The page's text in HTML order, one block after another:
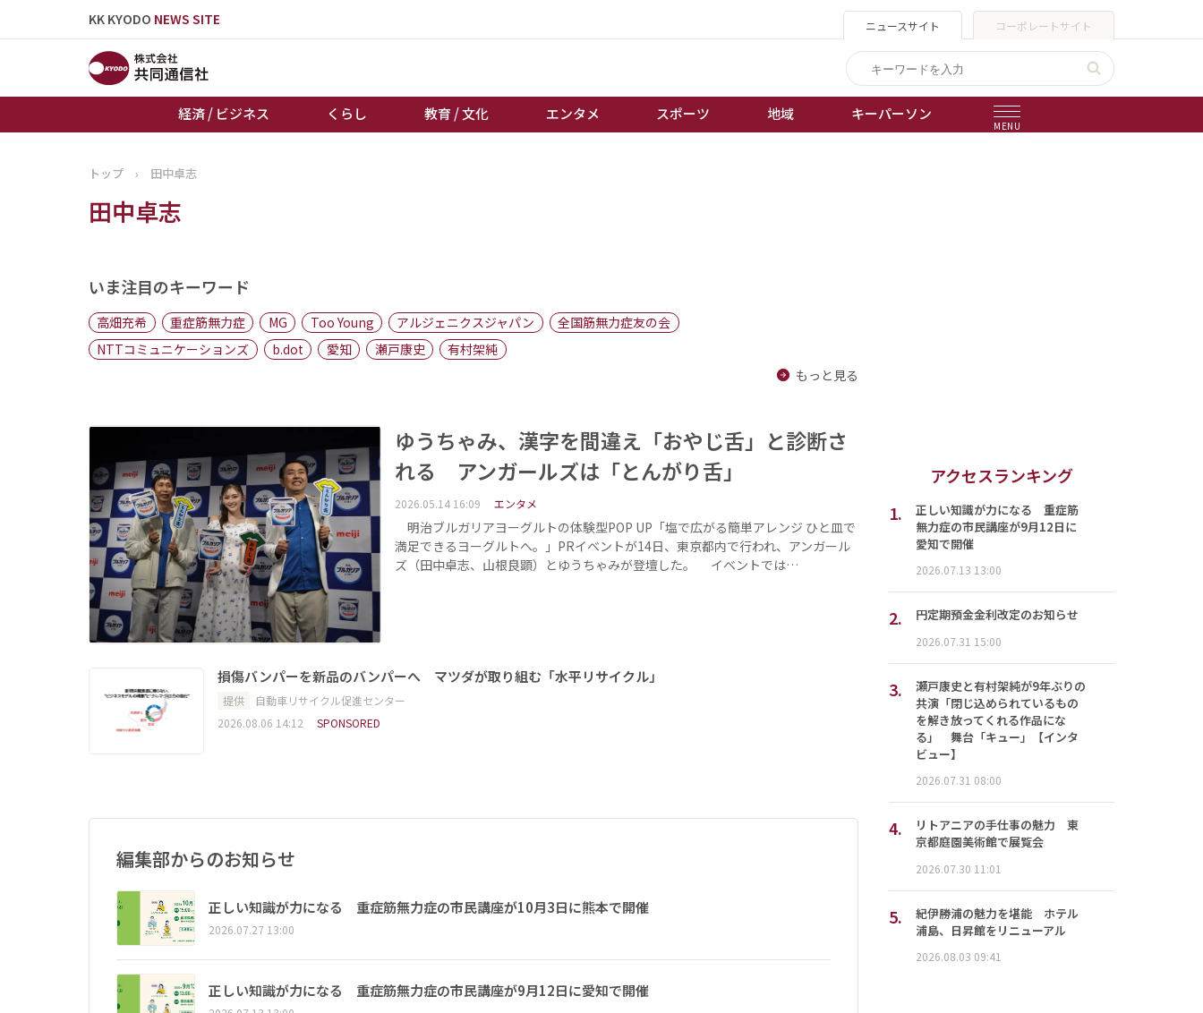
KK KYODO NEWS SITE ニュースサイト コーポレートサイト
経済 / ビジネス くらし 教育 / 文化 エンタメ スポーツ 地域 キーパーソン
MENU
トップページ
お知らせ
地域
キーパーソン
棋王戦
トップ › 田中卓志
田中卓志
いま注目のキーワード
高畑充希 重症筋無力症 MG Too Young アルジェニクスジャパン
全国筋無力症友の会
NTTコミュニケーションズ
b.dot 愛知 瀬戸康史
有村架純
もっと見る
ゆうちゃみ、漢字を間違え「おやじ舌」と診断さ
れる アンガールズは「とんがり舌」
2026.05.14 16:09 エンタメ
明治ブルガリアヨーグルトの体験型POP UP「塩で広がる簡単アレンジ ひと皿で
満足できるヨーグルトへ。」PRイベントが14日、東京都内で行われ、アンガール
ズ（田中卓志、山根良顕）とゆうちゃみが登壇した。 イベントでは…
損傷バンパーを新品のバンパーへ マツダが取り組む「水平リサイクル」
提供
自動車リサイクル促進センター
2026.08.06 14:12
SPONSORED
編集部からのお知らせ
正しい知識が力になる 重症筋無力症の市民講座が10月3日に熊本で開催
2026.07.27 13:00
正しい知識が力になる 重症筋無力症の市民講座が9月12日に愛知で開催
アクセスランキング
1.
正しい知識が力になる 重症筋
無力症の市民講座が9月12日に
愛知で開催
2026.07.13 13:00
2. 円定期預金金利改定のお知らせ
2026.07.31 15:00
3.
瀬戸康史と有村架純が9年ぶりの
共演「閉じ込められているもの
を解き放ってくれる作品にな
る」 舞台「キュー」【インタ
ビュー】
2026.07.31 08:00
4.
リトアニアの手仕事の魅力 東
京都庭園美術館で展覧会
2026.07.30 11:01
5.
紀伊勝浦の魅力を堪能 ホテル
浦島、日昇館をリニューアル
2026.08.03 09:41